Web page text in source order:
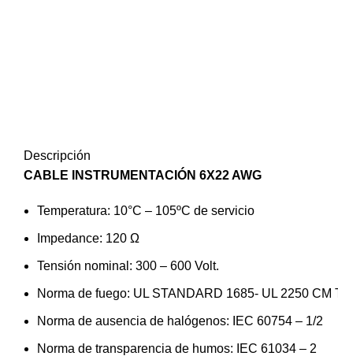
Descripción
CABLE INSTRUMENTACIÓN 6X22 AWG
Temperatura: 10°C – 105ºC de servicio
Impedance: 120 Ω
Tensión nominal: 300 – 600 Volt.
Norma de fuego: UL STANDARD 1685- UL 2250
Norma de ausencia de halógenos: IEC 60754 – 1/2
Norma de transparencia de humos: IEC 61034 – 2